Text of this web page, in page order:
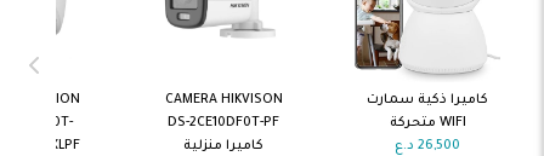
اضف الى
السلة
كاميرا ذكية سمارت
WIFI متحركة
26,500 د.ع
اضف الى
السلة
CAMERA HIKVISON
DS-2CE10DF0T-PF
كاميرا منزلية
HIKVISION
2CE76K0T-
EXLPF كاميرا منزلية